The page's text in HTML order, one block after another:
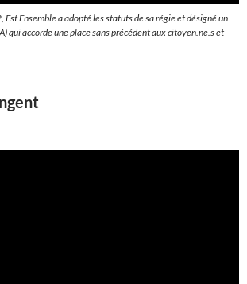
Ensemble a adopté les statuts de sa régie et désigné un
qui accorde une place sans précédent aux citoyen.ne.s et